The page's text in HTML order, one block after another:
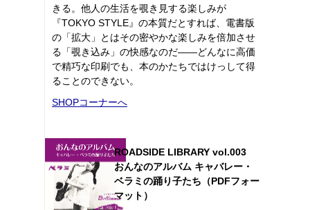
きる。他人の生活を覗き見する楽しみが
『TOKYO STYLE』の本質だとすれば、電書版
の「拡大」とはその密やかな楽しみを倍加させ
る「覗き込み」の快感なのだ――どんなに高価
で精巧な印刷でも、本のかたちではけっして得
ることのできない。
SHOPコーナーへ
ROADSIDE LIBRARY vol.003
おんなのアルバム キャバレー・
ベラミの踊り子たち（PDFフォー
マット）